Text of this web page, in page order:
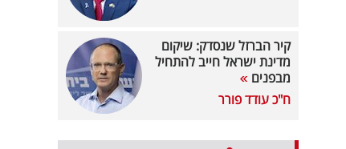
קיר הברזל שנסדק: שיקום
מדינת ישראל חייב להתחיל
מבפנים
ח"כ עודד פורר